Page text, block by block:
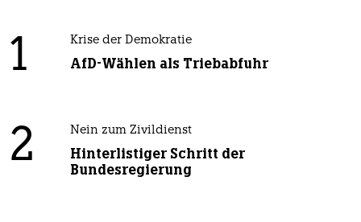
1 Krise der Demokratie
AfD-Wählen als Triebabfuhr
2 Nein zum Zivildienst
Hinterlistiger Schritt der
Bundesregierung